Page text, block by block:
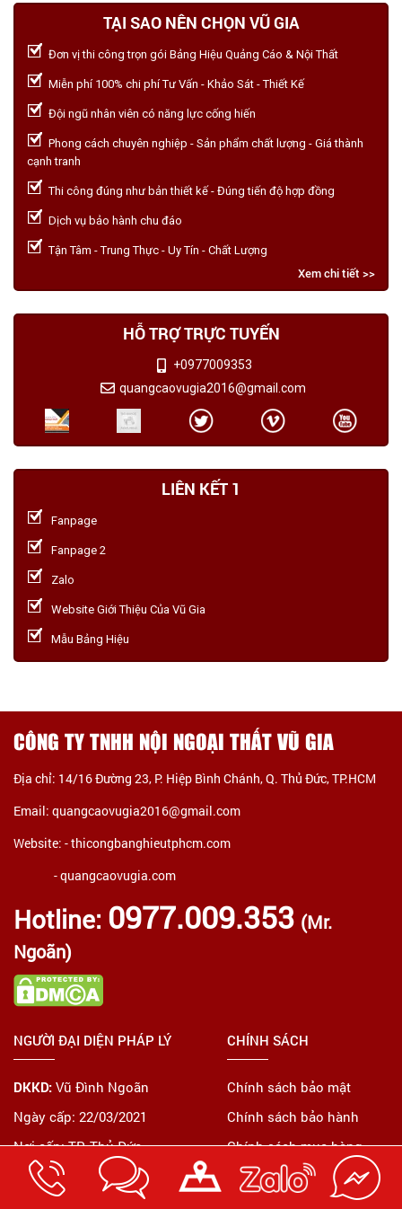
TẠI SAO NÊN CHỌN VŨ GIA
Đơn vị thi công trọn gói Bảng Hiệu Quảng Cáo & Nội Thất
Miễn phí 100% chi phí Tư Vấn - Khảo Sát - Thiết Kế
Đội ngũ nhân viên có năng lực cống hiến
Phong cách chuyên nghiệp - Sản phẩm chất lượng - Giá thành
cạnh tranh
Thi công đúng như bản thiết kế - Đúng tiến độ hợp đồng
Dịch vụ bảo hành chu đáo
Tận Tâm - Trung Thực - Uy Tín - Chất Lượng
Xem chi tiết >>
HỖ TRỢ TRỰC TUYẾN
+0977009353
quangcaovugia2016@gmail.com
LIÊN KẾT 1
Fanpage
Fanpage 2
Zalo
Website Giới Thiệu Của Vũ Gia
Mẫu Bảng Hiệu
CÔNG TY TNHH NỘI NGOẠI THẤT VŨ GIA
Địa chỉ: 14/16 Đường 23, P. Hiệp Bình Chánh, Q. Thủ Đức, TP.HCM
Email: quangcaovugia2016@gmail.com
Website: -thicongbanghieutphcm.com
- quangcaovugia.com
Hotline: 0977.009.353 (Mr.
Ngoãn)
NGƯỜI ĐẠI DIỆN PHÁP LÝ
DKKD: Vũ Đình Ngoãn
Ngày cấp: 22/03/2021
Nơi cấp: TP. Thủ Đức
Dịch vụ của công ty Vũ Gia:
Thi công bảng hiệu quảng cáo
CHÍNH SÁCH
Chính sách bảo mật
Chính sách bảo hành
Chính sách mua hàng
Quy định giao hàng